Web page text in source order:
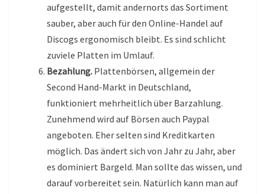
aufgestellt, damit andernorts das Sortiment
sauber, aber auch für den Online-Handel auf
Discogs ergonomisch bleibt. Es sind schlicht
zuviele Platten im Umlauf.
Bezahlung. Plattenbörsen, allgemein der
Second Hand-Markt in Deutschland,
funktioniert mehrheitlich über Barzahlung.
Zunehmend wird auf Börsen auch Paypal
angeboten. Eher selten sind Kreditkarten
möglich. Das ändert sich von Jahr zu Jahr, aber
es dominiert Bargeld. Man sollte das wissen, und
darauf vorbereitet sein. Natürlich kann man auf